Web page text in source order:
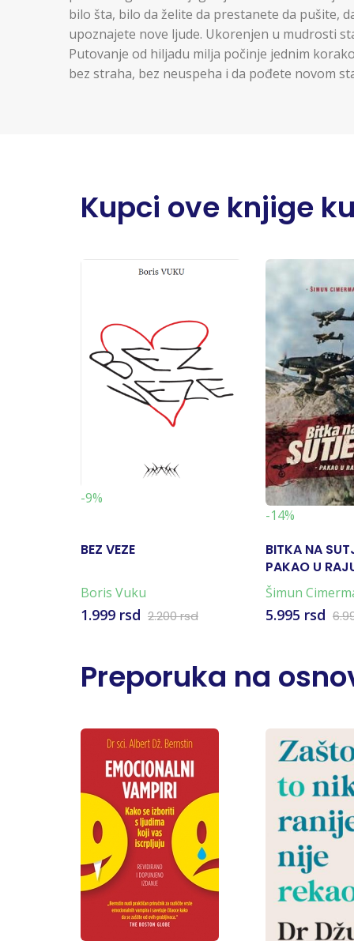
bilo šta, bilo da želite da prestanete da pušite,
upoznajete nove ljude. Ukorenjen u mudrosti
Putovanje od hiljadu milja počinje jednim
bez straha, bez neuspeha i da pođete novom
Kupci ove knjige
-9%
BEZ VEZE
Boris Vuku
1.999 rsd 2.200 rsd
-14%
BITKA NA
PAKAO U
KARTA)
Šimun
5.995 rsd
Preporuka na